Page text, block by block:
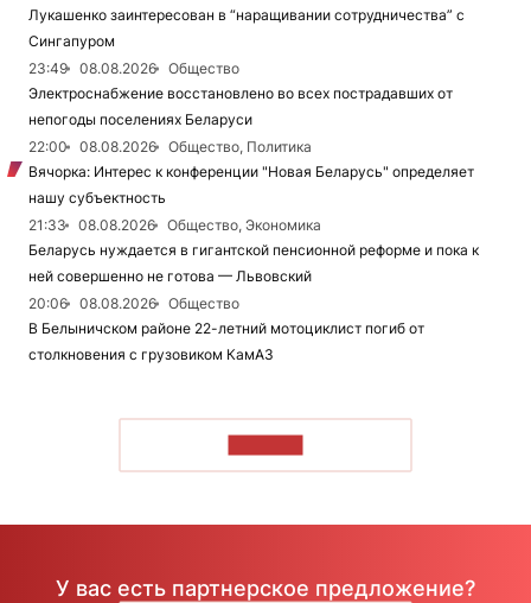
Лукашенко заинтересован в “наращивании сотрудничества” с
Сингапуром
23:49
08.08.2026
Общество
Электроснабжение восстановлено во всех пострадавших от
непогоды поселениях Беларуси
22:00
08.08.2026
Общество, Политика
Вячорка: Интерес к конференции "Новая Беларусь" определяет
нашу субъектность
21:33
08.08.2026
Общество, Экономика
Беларусь нуждается в гигантской пенсионной реформе и пока к
ней совершенно не готова — Львовский
20:06
08.08.2026
Общество
В Белыничском районе 22-летний мотоциклист погиб от
столкновения с грузовиком КамАЗ
У вас есть партнерское предложение?